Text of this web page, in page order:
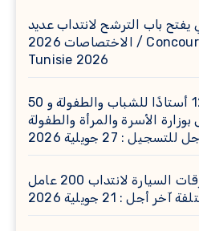
يفتح باب الترشح لانتداب عديد
الاختصاصات 2026 / Concours BT Banque de
Tunisie 2026
مناظرة انتداب 120 أستاذًا للشباب والطفولة و 50
الأسرة والمرأة والطفولة
: 27 جويلية 2026
مناظرة شركة تونس الطرقات السيارة لانتداب 200 عامل
: 21 جويلية 2026